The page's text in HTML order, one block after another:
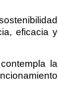
eficacia y
la